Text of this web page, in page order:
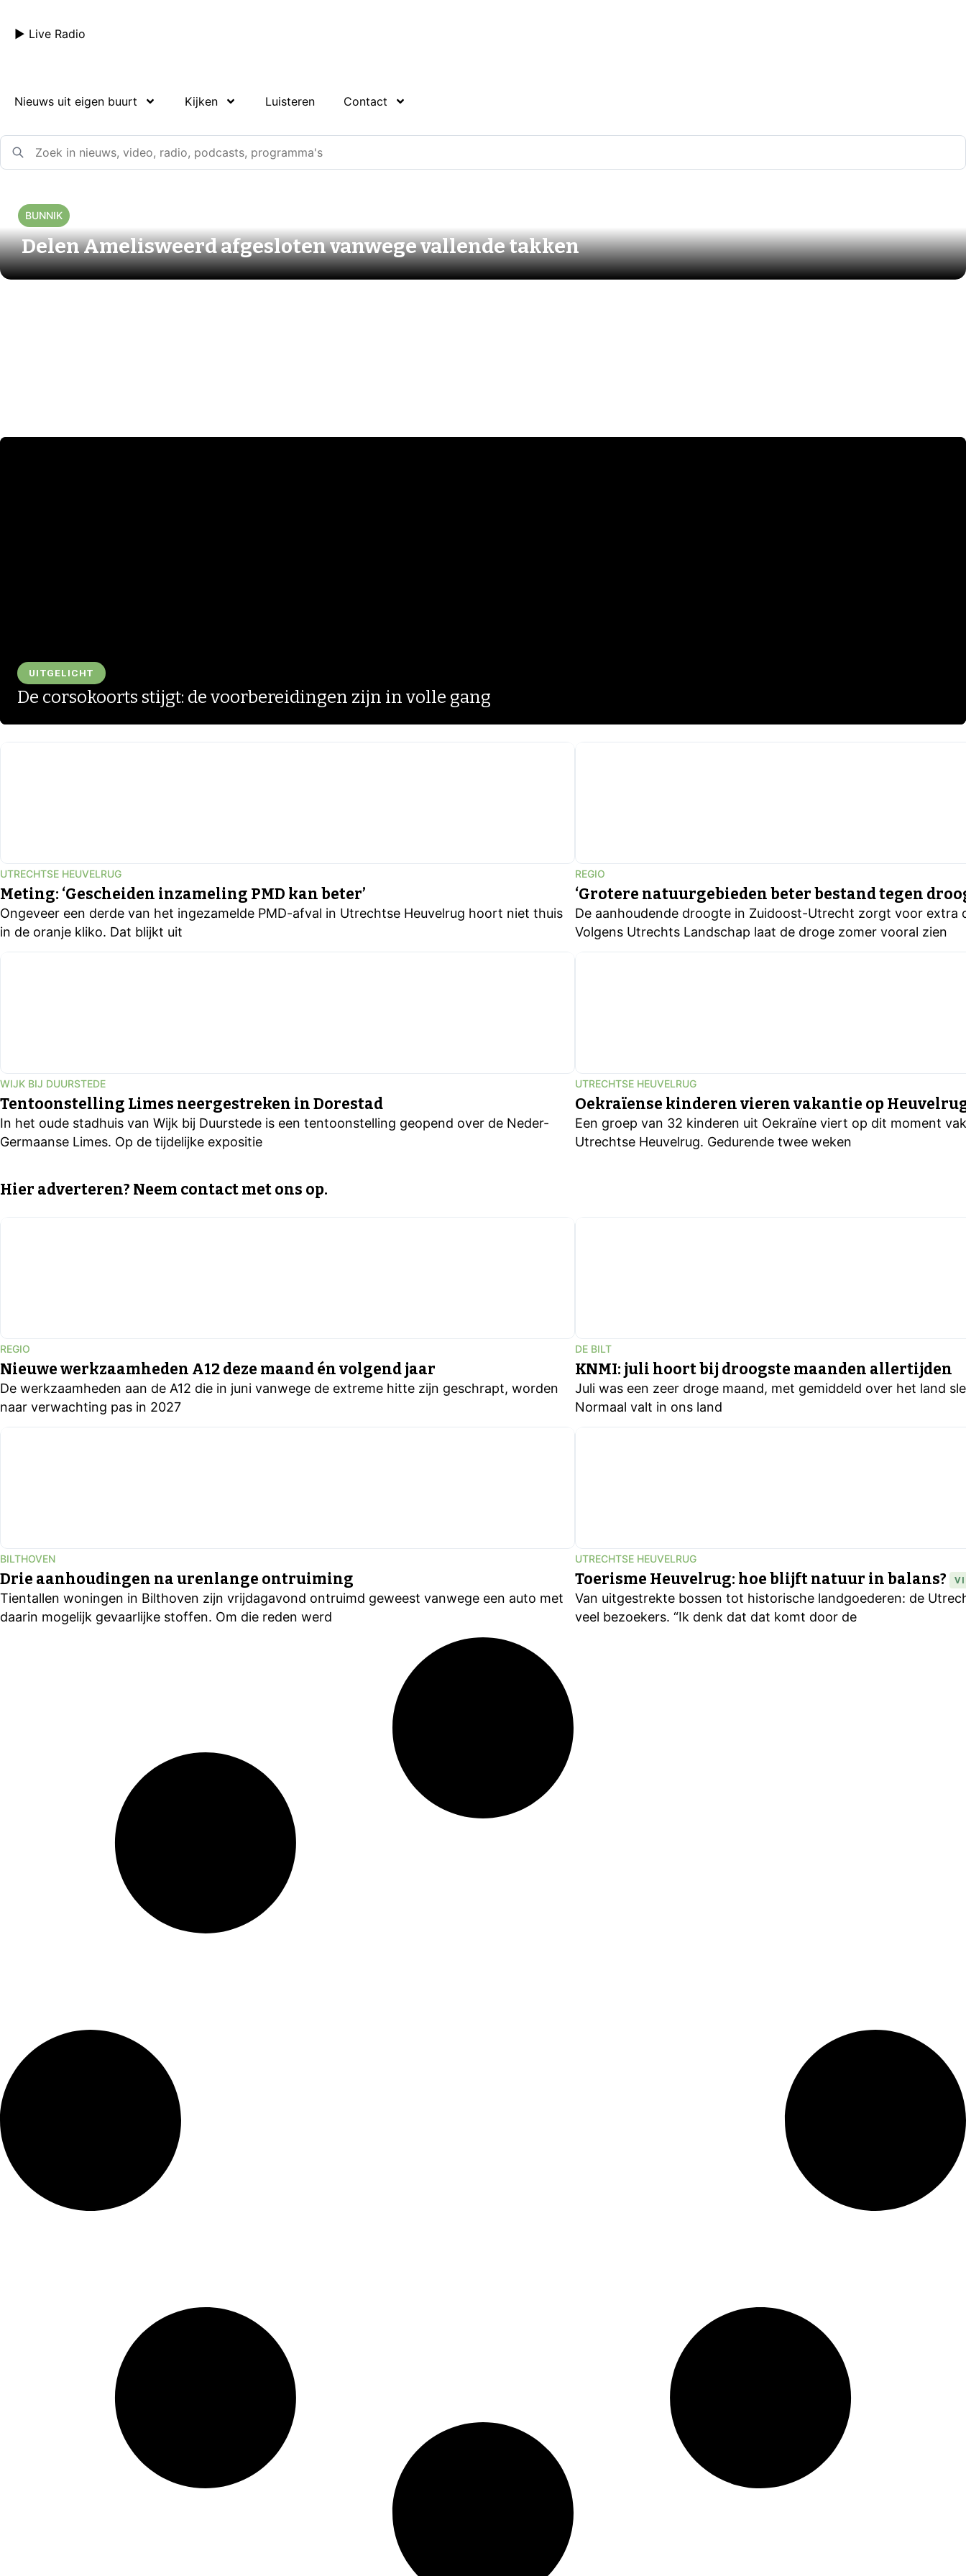
► Live Radio
Nieuws uit eigen buurt Kijken Luisteren Contact
BUNNIK
Delen Amelisweerd afgesloten vanwege vallende takken
▶
UITGELICHT
De corsokoorts stijgt: de voorbereidingen zijn in volle gang
UTRECHTSE HEUVELRUG
Meting: ‘Gescheiden inzameling PMD kan beter’
Ongeveer een derde van het ingezamelde PMD-afval in Utrechtse Heuvelrug hoort niet thuis
in de oranje kliko. Dat blijkt uit
REGIO
‘Grotere natuurgebieden beter bestand tegen
De aanhoudende droogte in Zuidoost-Utrecht zorgt voor extra
Volgens Utrechts Landschap laat de droge zomer vooral zien
WIJK BIJ DUURSTEDE
Tentoonstelling Limes neergestreken in Dorestad
In het oude stadhuis van Wijk bij Duurstede is een tentoonstelling geopend over de Neder-
Germaanse Limes. Op de tijdelijke expositie
UTRECHTSE HEUVELRUG
Oekraïense kinderen vieren vakantie op
Een groep van 32 kinderen uit Oekraïne viert op dit moment
Utrechtse Heuvelrug. Gedurende twee weken
Hier adverteren? Neem contact met ons op.
REGIO
Nieuwe werkzaamheden A12 deze maand én volgend jaar
De werkzaamheden aan de A12 die in juni vanwege de extreme hitte zijn geschrapt, worden
naar verwachting pas in 2027
DE BILT
KNMI: juli hoort bij droogste maanden allertijden
Juli was een zeer droge maand, met gemiddeld over het land
Normaal valt in ons land
BILTHOVEN
Drie aanhoudingen na urenlange ontruiming
Tientallen woningen in Bilthoven zijn vrijdagavond ontruimd geweest vanwege een auto met
daarin mogelijk gevaarlijke stoffen. Om die reden werd
UTRECHTSE HEUVELRUG
Toerisme Heuvelrug: hoe blijft natuur in balans?
Van uitgestrekte bossen tot historische landgoederen: de
veel bezoekers. “Ik denk dat dat komt door de